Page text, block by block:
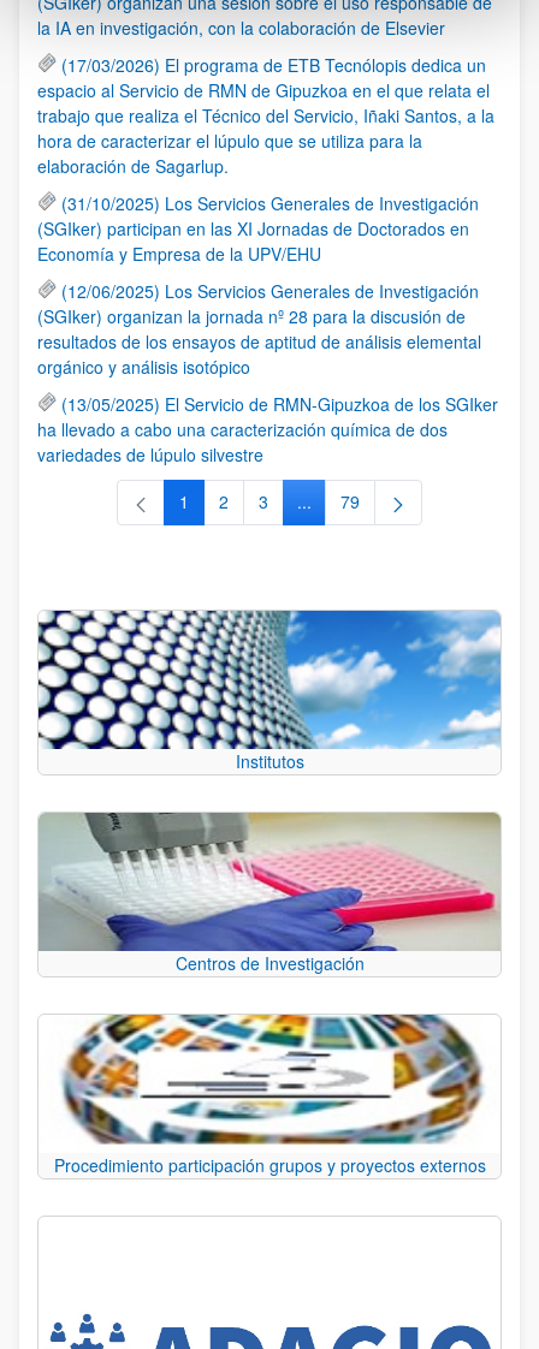
la IA en investigación, con la colaboración de Elsevier
(17/03/2026) El programa de ETB Tecnólopis dedica un
espacio al Servicio de RMN de Gipuzkoa en el que relata el
trabajo que realiza el Técnico del Servicio, Iñaki Santos, a la
hora de caracterizar el lúpulo que se utiliza para la
elaboración de Sagarlup.
(31/10/2025) Los Servicios Generales de Investigación
(SGIker) participan en las XI Jornadas de Doctorados en
Economía y Empresa de la UPV/EHU
(12/06/2025) Los Servicios Generales de Investigación
(SGIker) organizan la jornada nº 28 para la discusión de
resultados de los ensayos de aptitud de análisis elemental
orgánico y análisis isotópico
(13/05/2025) El Servicio de RMN-Gipuzkoa de los SGIker
ha llevado a cabo una caracterización química de dos
variedades de lúpulo silvestre
Página
1 Página
2 Página
3 ...Páginas intermedias Use TAB
Página
79
Institutos
Centros de Investigación
Procedimiento participación grupos y proyectos externos